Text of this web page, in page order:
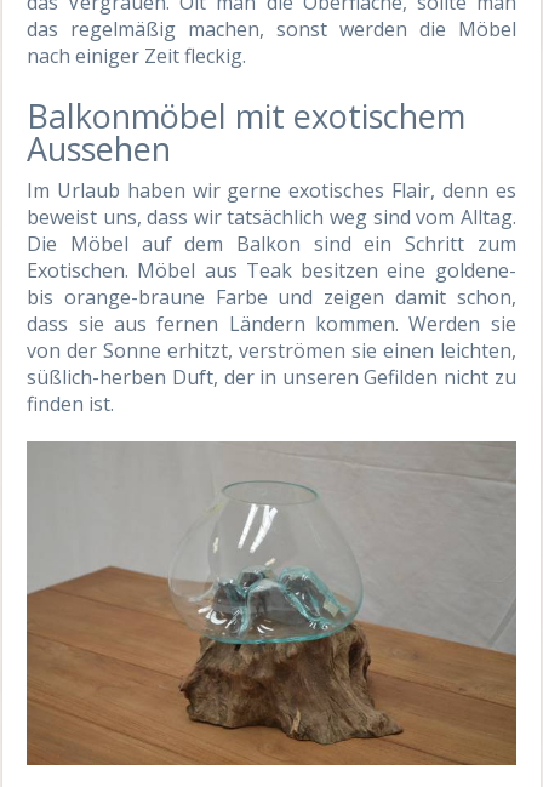
das regelmäßig machen, sonst werden die Möbel
nach einiger Zeit fleckig.
Balkonmöbel mit exotischem
Aussehen
Im Urlaub haben wir gerne exotisches Flair, denn es
beweist uns, dass wir tatsächlich weg sind vom Alltag.
Die Möbel auf dem Balkon sind ein Schritt zum
Exotischen. Möbel aus Teak besitzen eine goldene-
bis orange-braune Farbe und zeigen damit schon,
dass sie aus fernen Ländern kommen. Werden sie
von der Sonne erhitzt, verströmen sie einen leichten,
süßlich-herben Duft, der in unseren Gefilden nicht zu
finden ist.